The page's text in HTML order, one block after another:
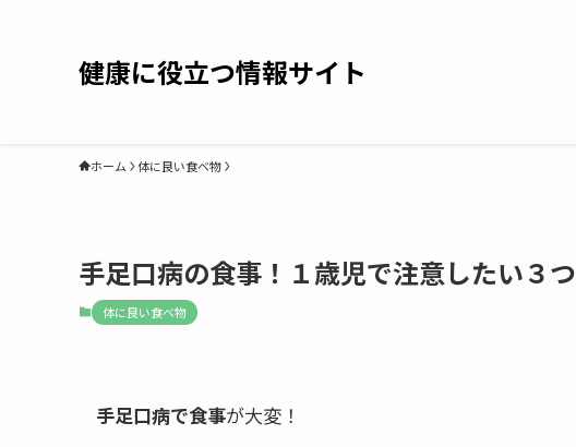
健康に役立つ情報サイト
ホーム 体に良い食べ物
手足口病の食事！１歳児で注意したい３
体に良い食べ物
手足口病で食事が大変！